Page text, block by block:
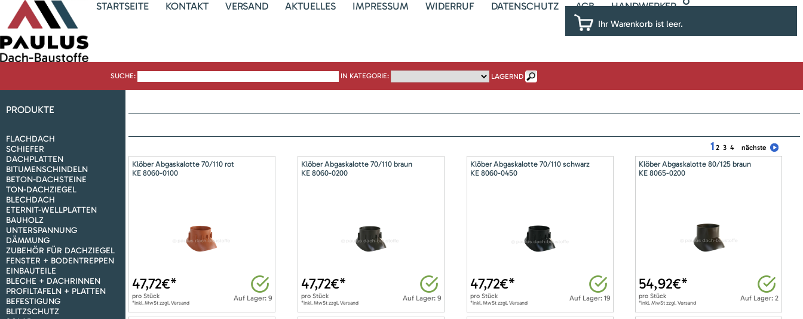
STARTSEITE KONTAKT VERSAND AKTUELLES IMPRESSUM WIDERRUF DATENSCHUTZ AGB HANDWERKER
Ihr Warenkorb ist leer.
SUCHE: IN KATEGORIE: LAGERND
PRODUKTE
FLACHDACH
SCHIEFER
DACHPLATTEN
BITUMENSCHINDELN
BETON-DACHSTEINE
TON-DACHZIEGEL
BLECHDACH
ETERNIT-WELLPLATTEN
BAUHOLZ
UNTERSPANNUNG
DÄMMUNG
ZUBEHÖR FÜR DACHZIEGEL
FENSTER + BODENTREPPEN
EINBAUTEILE
BLECHE + DACHRINNEN
PROFILTAFELN + PLATTEN
BEFESTIGUNG
BLITZSCHUTZ
1 2 3 4 nächste
Klöber Abgaskalotte 70/110 rot
KE 8060-0100
Auf Lager: 9
47,72€*
pro Stück
*inkl. MwSt zzgl. Versand
Klöber Abgaskalotte 70/110 braun
KE 8060-0200
Auf Lager: 9
47,72€*
pro Stück
*inkl. MwSt zzgl. Versand
Klöber Abgaskalotte 70/110 schwarz
KE 8060-0450
Auf Lager: 19
47,72€*
pro Stück
*inkl. MwSt zzgl. Versand
Klöber Abgaskalotte 80/125 braun
KE 8065-0200
Auf Lager: 2
54,92€*
proStück
*inkl. MwSt zzgl. Versand